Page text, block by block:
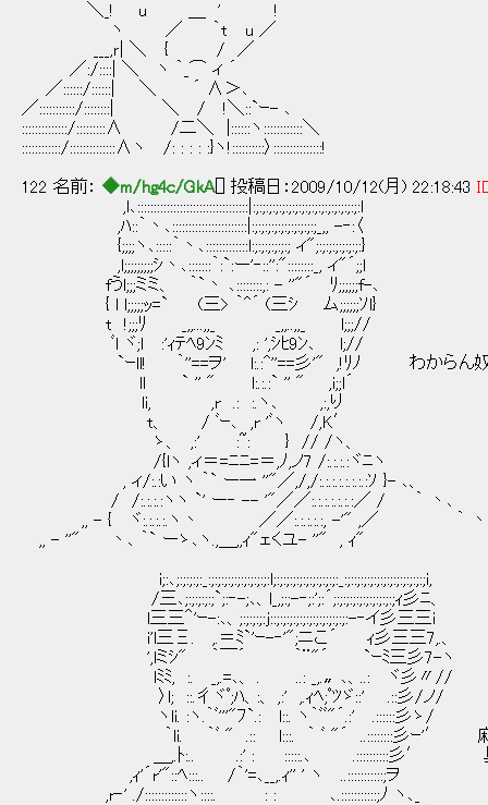
＼_! u ＿ ' !
ヽ ／ ｀t u ／
___,ｒ| ＼ { / ／
／:/::::| ＼ ヽ ｀_⌒ ィ ´
／::::::/::::::| ＼ ´ ∧＞､
／:::::::::::/::::::::| ＼ / !＼::`ｰ- ､
::::::::::::::/:::::::::∧ /二＼ |::::::ヽ::::::::::::＼
::::::::::::/::::::::::::::∧ヽ /: : : : :}ヽ!::::::::::〉:::::::::::::::!
122 名前： ◆m/hg4c/GkA[] 投稿日：2009/10/12(月) 22:18:43
,l､::::::::::::::::::::::::::::::::::|:;:;:;:;:;:;:;:;:;:;:;:;:;:;:;:;:l
,ﾊ::｀丶､:::::::::::::::::::::::|:;:;:;:;:;:;:;:;:;:;_,, -‐:〈
{;;;;ヽ､:::::｀丶､:::::::::::::l:;:;:;:;:;:; ィ";:;:;:;:;:;:;:}
,l;;;;;;;;;ｼ丶､:::::::｀:`:ー'‐::'':"::::::::_, ィ"´;;l
fうl;;;ミミ、 ｀`丶 ､::::::::,: - ''"´ ﾘ;;;;;;f-､
{ l l;;;;;ｯ=` (三> ｀^´ (三ｼ ム;;;;;;ｿl}
t !;;;ﾘ _,,...,,_ _,,..,,_ l;;;//
ﾞl ヾ;l :'ｨﾃﾍ9ﾝﾐ ,: ',ｼﾋ9ﾝ､ l;//
`ｰll! ｀''==ヲ' l:.:^''==彡'" ,!ﾘﾉ わからん奴で
ll ` '' " l:.:.:` '' " ,i;;l´
li, ,r .: :.ヽ､ ,:,り
t、 / ﾞｰ､ ,r 'ﾞヽ /,K′
ゝ、 ,:' :~: } // /ヽ、
/{lヽ ,ィ＝=ﾆﾆ=＝,ﾉ,ノ7 /:.:.:.:ヾﾆヽ
, ィ/:.:い ヽ ｀` ー一 ''"／,/,/:.:.:.:.:.:.:.:ｿ }- ､、
/ /:.:.:.:ヽヽ `' ー‐ -- '"／／:.:.:.:.:.:.:／ / ｀ 丶､
,, - { ヾ:.:.:.:.ヽ丶 ／／:.:.:.:.:, -'" ,／ ｀ 丶
,, - ''" 丶､ ｀` ーゝ､ヽ.,＿,,ｨ"ェくユ- ''" , ｨ"
i;:､;:;:;:;:_:;:;:;:;:;:;:;:;:;:l;:;:;:;:;:;:;:;:;:;:_:;::;:;:;:;:;:;:;:;:;:;:;i,
/三､;:;:;:;:;`;:‐-;､、l_,;:;-‐;:';:´;:;:;:;:;:;:;:;:;:;ｨ彡ﾆ、
l三三＾'ｰ-:､、;:;:;:;:j::;:;:;:;:;:;:;:;:;:;:;:-‐イ彡三三i
i'l三Ξ. ,.＝ﾐ`'ｰ-‐'";ニこ´ ｨ彡三三7,.、
',lミｼ" ｀￣´ ｀¨"´ `ｰﾐ三彡7-ヽ
lﾐﾐ, :. _,.=､、 . ..: _,.〟､、..: ヾ彡〃// 麻呂
〉l; ::.彳ヾﾟ;ﾊ、:、 ,:' ,.ｨﾍ;ﾟﾂゞ::' .::彡/ノ/ 何を
ヽli. :ヽ.｀ﾞ'''"ﾌ`.: l::. ヽ｀ﾞﾞ"´.:' .::::::彡ゝ/
｀li. ｀ﾞ " .:: l:::. ｀ ﾞ "´ ..::::::::彡ｰ'′ 麻呂に
＿,.ﾄ:.. .:' : :::::.､ .::::::::::彡′ 具体的な内
,ｨ'´r'"::ﾍ:::.. /｀'=､__,.ｨ'' ' ヽ ..:::::::::::;ヲ
,r‐' ./:::::::::::::ヽ::::. : : ､.:::::::::::;ﾉ ヽ､_